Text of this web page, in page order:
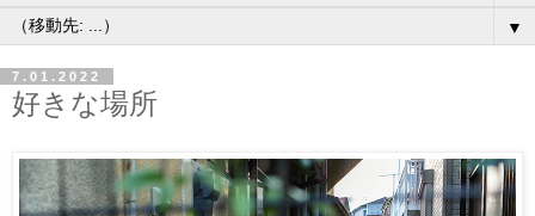
▼
7.01.2022
好きな場所